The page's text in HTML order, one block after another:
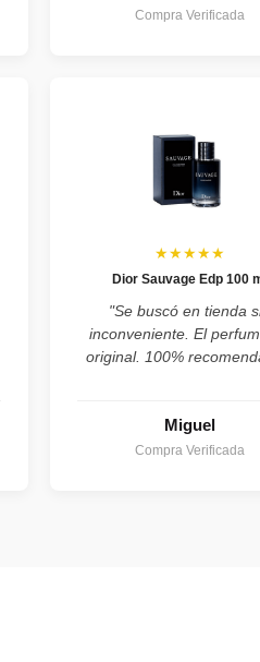
Compra Verificada
★★★★★
Dior Sauvage Edp 100
"Se buscó en tienda
inconveniente. El
original. 100%
Miguel
Compra Verificada